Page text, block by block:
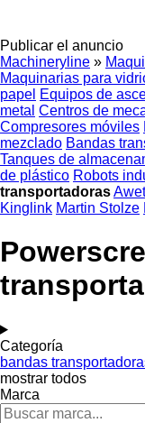
Publicar el anuncio
Machineryline »
Maquinarias para
papel Equipos de
metal Centros de
Compresores móviles
mezclado Bandas
Tanques de
de plástico Robots
transportadoras
Kinglink Martin Stolze
Categoría
bandas
mostrar todos
Marca